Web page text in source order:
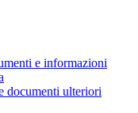
e informazioni
documenti ulteriori